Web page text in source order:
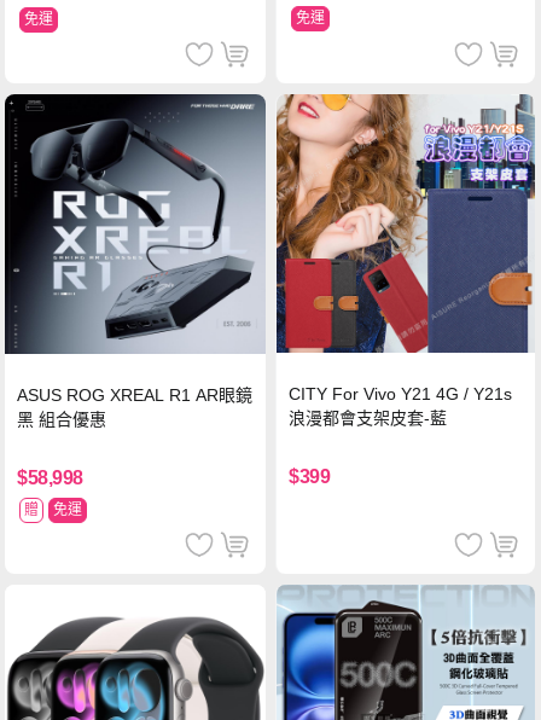
免運 免運
ASUS ROG XREAL R1 AR眼鏡
黑 組合優惠
$58,998
贈 免運
CITY For Vivo Y21 4G / Y21s
浪漫都會支架皮套-藍
$399